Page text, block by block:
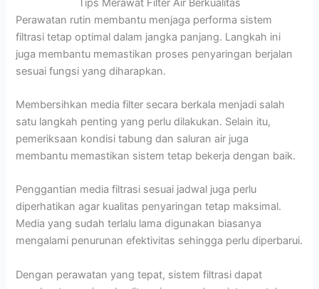
Tips Merawat Filter Air Berkualitas
Perawatan rutin membantu menjaga performa sistem
filtrasi tetap optimal dalam jangka panjang. Langkah ini
juga membantu memastikan proses penyaringan berjalan
sesuai fungsi yang diharapkan.
Membersihkan media filter secara berkala menjadi salah
satu langkah penting yang perlu dilakukan. Selain itu,
pemeriksaan kondisi tabung dan saluran air juga
membantu memastikan sistem tetap bekerja dengan baik.
Penggantian media filtrasi sesuai jadwal juga perlu
diperhatikan agar kualitas penyaringan tetap maksimal.
Media yang sudah terlalu lama digunakan biasanya
mengalami penurunan efektivitas sehingga perlu diperbarui.
Dengan perawatan yang tepat, sistem filtrasi dapat